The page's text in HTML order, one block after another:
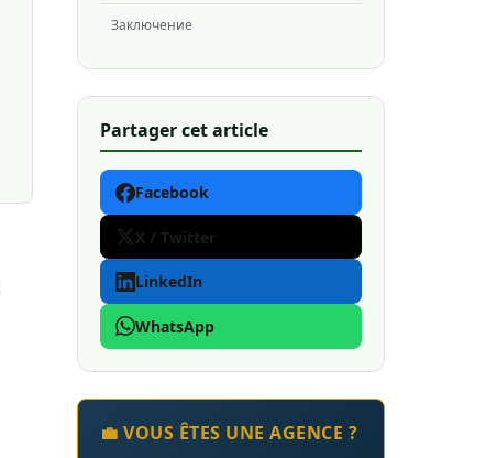
Заключение
Partager cet article
Facebook
X / Twitter
LinkedIn
WhatsApp
💼 VOUS ÊTES UNE AGENCE ?